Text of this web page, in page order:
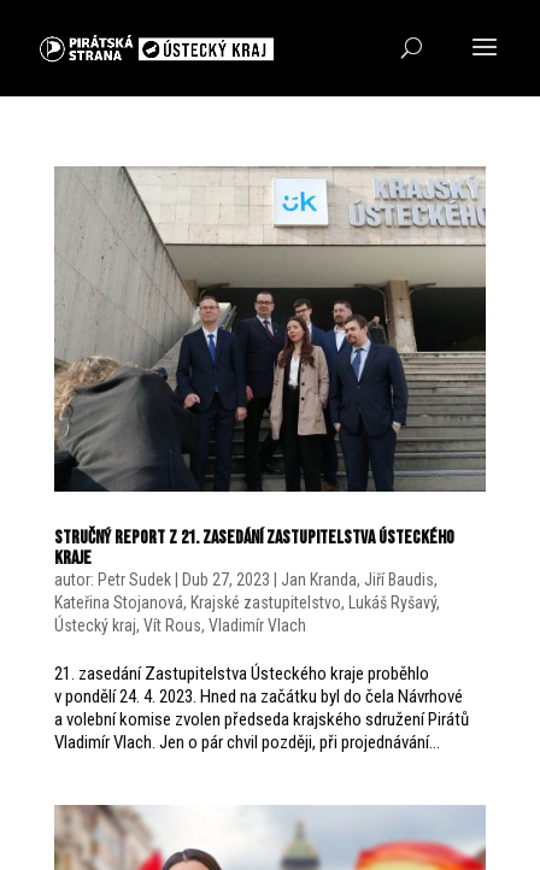
Stručný report z 21. zasedání Zastupitelstva Ústeckého
kraje
autor: Petr Sudek| Dub 27, 2023 | Jan Kranda, Jiří Baudis,
Kateřina Stojanová, Krajské zastupitelstvo, Lukáš Ryšavý,
Ústecký kraj, Vít Rous, Vladimír Vlach
21. zasedání Zastupitelstva Ústeckého kraje proběhlo
v pondělí 24. 4. 2023. Hned na začátku byl do čela Návrhové
a volební komise zvolen předseda krajského sdružení Pirátů
Vladimír Vlach. Jen o pár chvil později, při projednávání...